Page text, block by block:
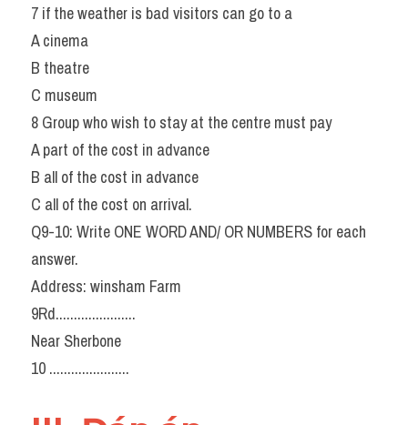
7 if the weather is bad visitors can go to a
A cinema
B theatre
C museum
8 Group who wish to stay at the centre must pay
A part of the cost in advance
B all of the cost in advance
C all of the cost on arrival.
Q9-10: Write ONE WORD AND/ OR NUMBERS for each
answer.
Address: winsham Farm
9Rd......................
Near Sherbone
10 ......................